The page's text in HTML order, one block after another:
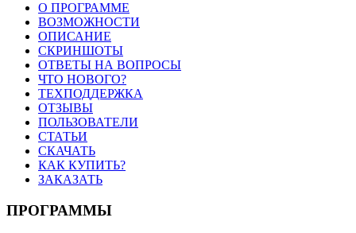
О ПРОГРАММЕ
ВОЗМОЖНОСТИ
ОПИСАНИЕ
СКРИНШОТЫ
ОТВЕТЫ НА ВОПРОСЫ
ЧТО НОВОГО?
ТЕХПОДДЕРЖКА
ОТЗЫВЫ
ПОЛЬЗОВАТЕЛИ
СТАТЬИ
СКАЧАТЬ
КАК КУПИТЬ?
ЗАКАЗАТЬ
ПРОГРАММЫ